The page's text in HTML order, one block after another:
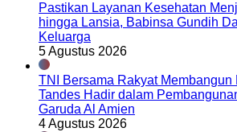
Pastikan Layanan Kesehatan
hingga Lansia, Babinsa Gundih
Keluarga
5 Agustus 2026
TNI Bersama Rakyat Membangun
Tandes Hadir dalam
Garuda Al Amien
4 Agustus 2026